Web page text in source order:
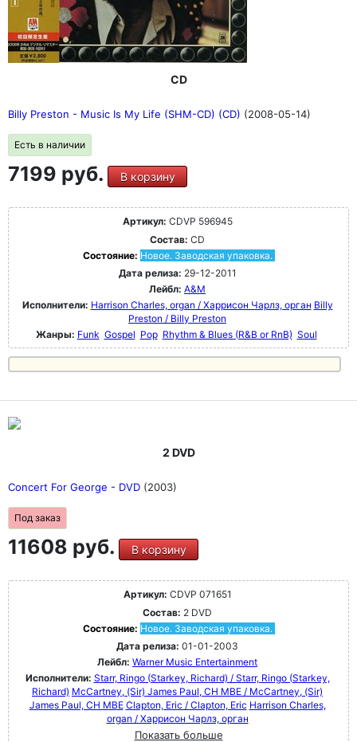
CD
Billy Preston - Music Is My Life (SHM-CD) (CD) (2008-05-14)
Есть в наличии
7199 руб. В корзину
Артикул: CDVP 596945
Состав: CD
Состояние: Новое. Заводская упаковка.
Дата релиза: 29-12-2011
Лейбл: A&M
Исполнители: Harrison Charles, organ / Харрисон Чарлз, орган Billy
Preston / Billy Preston
Жанры: Funk Gospel Pop Rhythm & Blues (R&B or RnB) Soul
2 DVD
Concert For George - DVD (2003)
Под заказ
11608 руб. В корзину
Артикул: CDVP 071651
Состав: 2 DVD
Состояние: Новое. Заводская упаковка.
Дата релиза: 01-01-2003
Лейбл: Warner Music Entertainment
Исполнители: Starr, Ringo (Starkey, Richard) / Starr, Ringo (Starkey,
Richard) McCartney, (Sir) James Paul, CH MBE / McCartney, (Sir)
James Paul, CH MBE Clapton, Eric / Clapton, Eric Harrison Charles,
organ / Харрисон Чарлз, орган
Показать больше